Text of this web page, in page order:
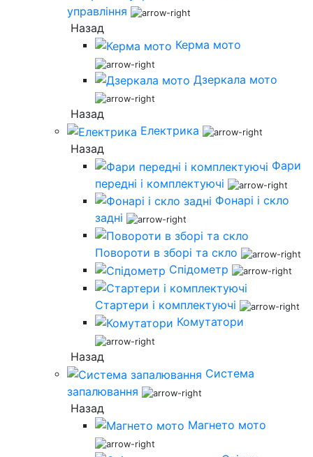
управління
Назад
Керма мото
Дзеркала мото
Назад
Електрика
Назад
Фари
передні і комплектуючі
Фонарі і скло
задні
Повороти в зборі та скло
Спідометр
Стартери і комплектуючі
Комутатори
Назад
Система
запалювання
Назад
Магнето мото